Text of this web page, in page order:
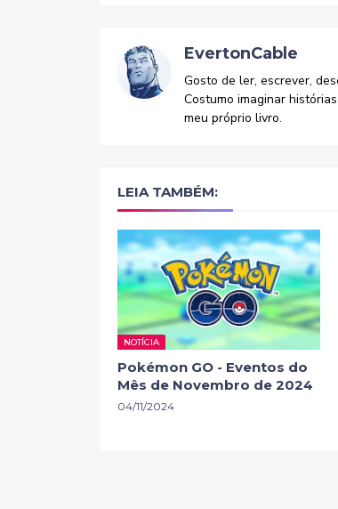
EvertonCable
Gosto de ler, escrever,
Costumo imaginar
meu próprio livro.
LEIA TAMBÉM:
NOTÍCIA
Pokémon GO - Eventos do
Mês de Novembro de 2024
04/11/2024